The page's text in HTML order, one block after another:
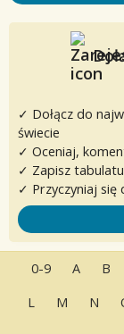
✓ Dołącz do
świecie
✓ Oceniaj,
✓ Zapisz
✓ Przyczyniaj
0-9 A B
L
M N